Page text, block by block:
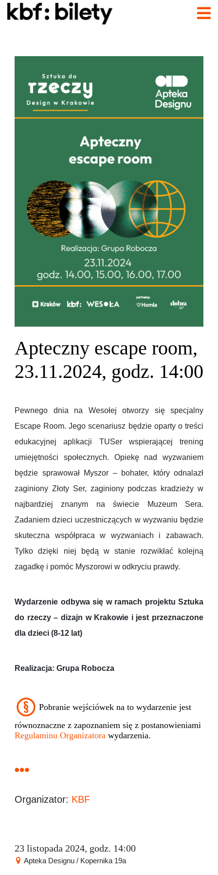
Apteczny escape room,
23.11.2024, godz. 14:00
Pewnego dnia na Wesołej otworzy się specjalny
Escape Room. Jego scenariusz będzie oparty o treści
edukacyjnej aplikacji TUSer wspierającej trening
umiejętności społecznych. Opiekę nad wyzwaniem
będzie sprawował Myszor – bohater, który odnalazł
zaginiony Złoty Ser, zaginiony podczas kradzieży w
najbardziej znanym na świecie Muzeum Sera.
Zadaniem dzieci uczestniczących w wyzwaniu będzie
skuteczna współpraca w wyzwaniach i zabawach.
Tylko dzięki niej będą w stanie rozwikłać kolejną
zagadkę i pomóc Myszorowi w odkryciu prawdy.
Wydarzenie odbywa się w ramach projektu Sztuka
do rzeczy – dizajn w Krakowie i jest przeznaczone
dla dzieci (8-12 lat)
Realizacja: Grupa Robocza
Pobranie wejściówek na to wydarzenie jest
równoznaczne z zapoznaniem się z postanowieniami
Regulaminu Organizatora wydarzenia.
Organizator: KBF
23 listopada 2024, godz. 14:00
Apteka Designu / Kopernika 19a